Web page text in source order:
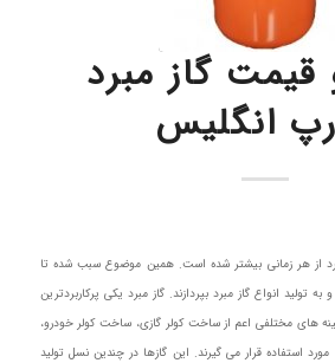
گاز مبرد
انگلیس
از هر زمانی بیشتر شده است. همین موضوع سبب شده تا
تولید انواع گاز مبرد بپردازند. گاز مبرد یکی پرکاربردترین
های مختلفی اعم از ساخت کولر گازی، ساخت کولر خودرو،
استفاده قرار می گیرند. این گازها در چندین نسل تولید